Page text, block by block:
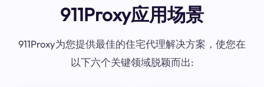
911Proxy应用场景
911Proxy为您提供最佳的住宅代理解决方案，使您在
以下六个关键领域脱颖而出: